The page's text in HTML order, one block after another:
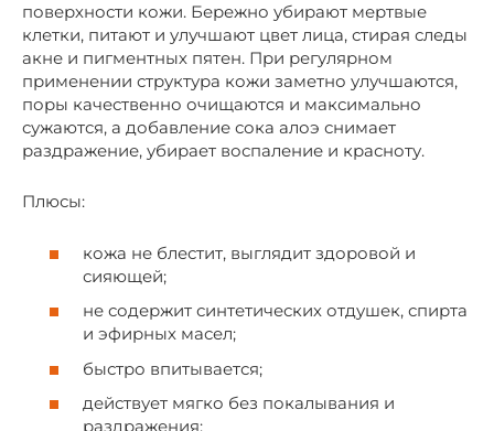
поверхности кожи. Бережно убирают мертвые
клетки, питают и улучшают цвет лица, стирая следы
акне и пигментных пятен. При регулярном
применении структура кожи заметно улучшаются,
поры качественно очищаются и максимально
сужаются, а добавление сока алоэ снимает
раздражение, убирает воспаление и красноту.
Плюсы:
кожа не блестит, выглядит здоровой и
сияющей;
не содержит синтетических отдушек, спирта
и эфирных масел;
быстро впитывается;
действует мягко без покалывания и
раздражения;